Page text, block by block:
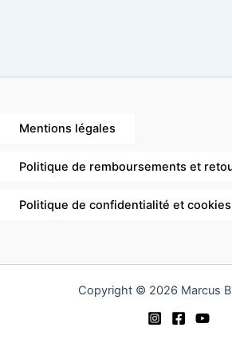
Mentions légales
Politique de remboursements et
Politique de confidentialité et cookies
Copyright © 2026 Marcus